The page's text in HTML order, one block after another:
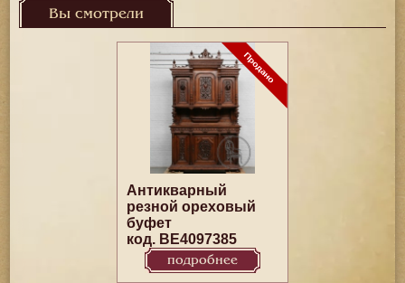
Вы смотрели
Антикварный
резной ореховый
буфет
код. BE4097385
подробнее